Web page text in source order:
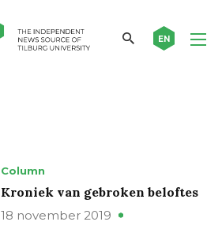
EN
Column
Kroniek van gebroken beloftes
18 november 2019